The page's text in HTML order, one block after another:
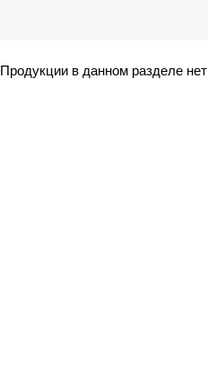
Продукции в данном разделе нет